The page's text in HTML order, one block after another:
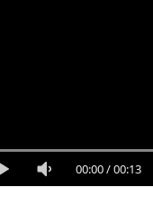
00:00/00:13